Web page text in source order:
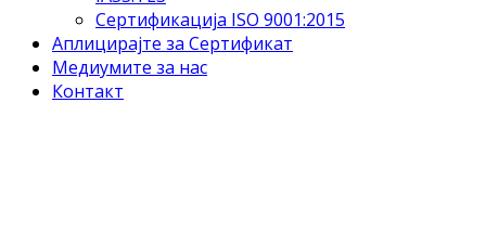
Сертификација ISO 9001:2015
Аплицирајте за Сертификат
Медиумите за нас
Контакт